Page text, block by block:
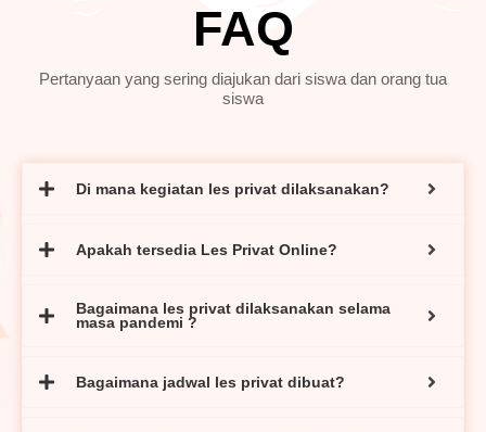
FAQ
Pertanyaan yang sering diajukan dari siswa dan orang tua
siswa
Di mana kegiatan les privat dilaksanakan?
Apakah tersedia Les Privat Online?
Bagaimana les privat dilaksanakan selama
masa pandemi ?
Bagaimana jadwal les privat dibuat?